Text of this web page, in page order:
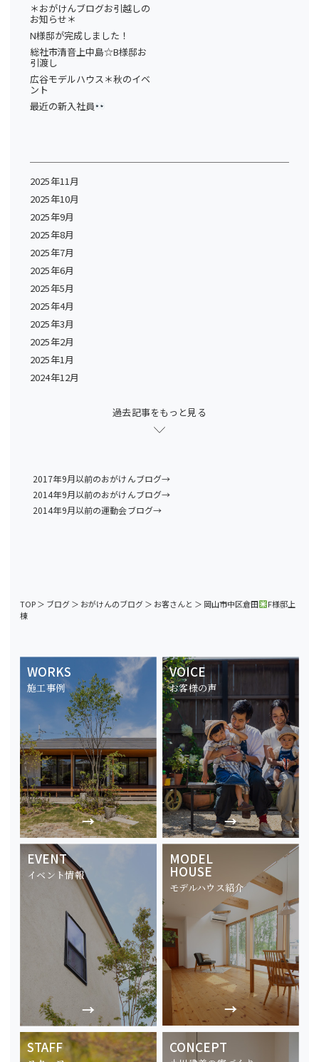
＊おがけんブログお引越しの
お知らせ＊
N様邸が完成しました！
総社市清音上中島☆B様邸お
引渡し
広谷モデルハウス＊秋のイベ
ント
最近の新入社員
2025年11月
2025年10月
2025年9月
2025年8月
2025年7月
2025年6月
2025年5月
2025年4月
2025年3月
2025年2月
2025年1月
2024年12月
過去記事をもっと見る
2017年9月以前のおがけんブログ→
2014年9月以前のおがけんブログ→
2014年9月以前の運動会ブログ→
TOP＞ ブログ＞ おがけんのブログ＞ お客さんと ＞ 岡山市中区倉田
F様邸上
棟
WORKS
施工事例
VOICE
お客様の声
EVENT
イベント情報
MODEL
HOUSE
モデルハウス紹介
STAFF CONCEPT